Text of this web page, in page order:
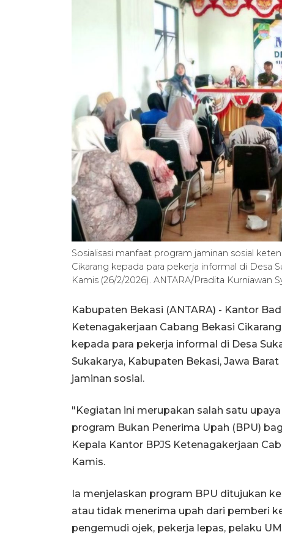
Sosialisasi manfaat program jaminan sosial
Cikarang kepada para pekerja informal di Desa
Kamis (26/2/2026). ANTARA/Pradita Kurniawan
Kabupaten Bekasi (ANTARA) - Kantor
Ketenagakerjaan Cabang Bekasi
kepada para pekerja informal di Desa
Sukakarya, Kabupaten Bekasi, Jawa
jaminan sosial.
"Kegiatan ini merupakan salah satu
program Bukan Penerima Upah (BPU)
Kepala Kantor BPJS Ketenagakerjaan
Kamis.
Ia menjelaskan program BPU ditujukan
atau tidak menerima upah dari pemberi
pengemudi ojek, pekerja lepas, pelaku